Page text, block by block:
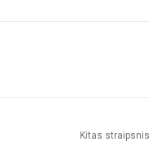
Kitas straipsnis